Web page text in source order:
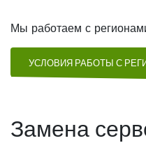
Мы работаем с
УСЛОВИЯ РАБОТЫ С
Замена